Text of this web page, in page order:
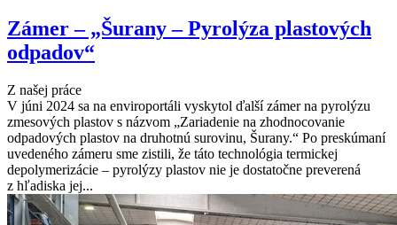
Zámer – „Šurany – Pyrolýza plastových
odpadov“
Z našej práce
V júni 2024 sa na enviroportáli vyskytol ďalší zámer na pyrolýzu
zmesových plastov s názvom „Zariadenie na zhodnocovanie
odpadových plastov na druhotnú surovinu, Šurany.“ Po preskúmaní
uvedeného zámeru sme zistili, že táto technológia termickej
depolymerizácie – pyrolýzy plastov nie je dostatočne preverená
z hľadiska jej...